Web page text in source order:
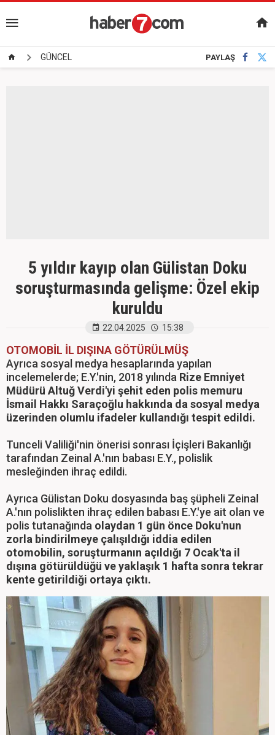
GÜNCEL PAYLAŞ
5 yıldır kayıp olan Gülistan Doku
soruşturmasında gelişme: Özel ekip
kuruldu
22.04.2025 15:38
OTOMOBİL İL DIŞINA GÖTÜRÜLMÜŞ
Ayrıca sosyal medya hesaplarında yapılan
incelemelerde; E.Y.'nin, 2018 yılında Rize Emniyet
Müdürü Altuğ Verdi'yi şehit eden polis memuru
İsmail Hakkı Saraçoğlu hakkında da sosyal medya
üzerinden olumlu ifadeler kullandığı tespit edildi.
Tunceli Valiliği'nin önerisi sonrası İçişleri Bakanlığı
tarafından Zeinal A.'nın babası E.Y., polislik
mesleğinden ihraç edildi.
Ayrıca Gülistan Doku dosyasında baş şüpheli Zeinal
A.'nın polislikten ihraç edilen babası E.Y.'ye ait olan ve
polis tutanağında olaydan 1 gün önce Doku'nun
zorla bindirilmeye çalışıldığı iddia edilen
otomobilin, soruşturmanın açıldığı 7 Ocak'ta il
dışına götürüldüğü ve yaklaşık 1 hafta sonra tekrar
kente getirildiği ortaya çıktı.